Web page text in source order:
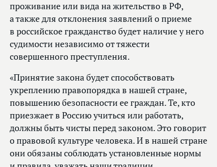
проживание или вида на жительство в РФ,
а также для отклонения заявлений о приеме
в российское гражданство будет наличие у него
судимости независимо от тяжести
совершенного преступления.
«Принятие закона будет способствовать
укреплению правопорядка в нашей стране,
повышению безопасности ее граждан. Те, кто
приезжает в Россию учиться или работать,
должны быть чисты перед законом. Это говорит
о правовой культуре человека. И в нашей стране
они обязаны соблюдать установленные нормы